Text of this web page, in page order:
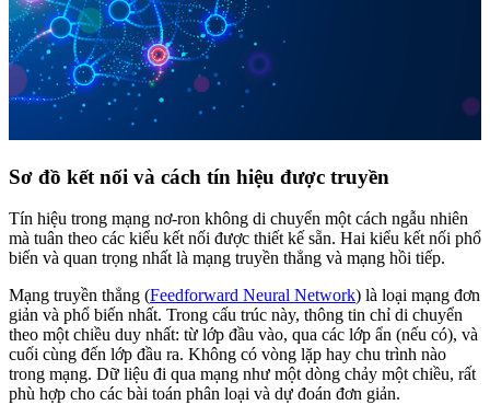
Sơ đồ kết nối và cách tín hiệu được truyền
Tín hiệu trong mạng nơ-ron không di chuyển một cách ngẫu nhiên
mà tuân theo các kiểu kết nối được thiết kế sẵn. Hai kiểu kết nối phổ
biến và quan trọng nhất là mạng truyền thẳng và mạng hồi tiếp.
Mạng truyền thẳng (Feedforward Neural Network) là loại mạng đơn
giản và phổ biến nhất. Trong cấu trúc này, thông tin chỉ di chuyển
theo một chiều duy nhất: từ lớp đầu vào, qua các lớp ẩn (nếu có), và
cuối cùng đến lớp đầu ra. Không có vòng lặp hay chu trình nào
trong mạng. Dữ liệu đi qua mạng như một dòng chảy một chiều, rất
phù hợp cho các bài toán phân loại và dự đoán đơn giản.